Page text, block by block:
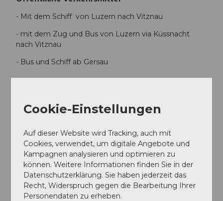
- Mit dem Schiff von Luzern nach Vitznau
- mit dem Zug und Bus von Luzern via Küssnacht
nach Vitznau
- Bus und Schiff ab Gersau
Tourist Information Weggis (Luzern Tourismus
Organisation
Weggis Vitznau Rigi
Cookie-Einstellungen
Auf dieser Website wird Tracking, auch mit
Cookies, verwendet, um digitale Angebote und
Kampagnen analysieren und optimieren zu
können. Weitere Informationen finden Sie in der
Datenschutzerklärung. Sie haben jederzeit das
Recht, Widerspruch gegen die Bearbeitung Ihrer
Personendaten zu erheben.